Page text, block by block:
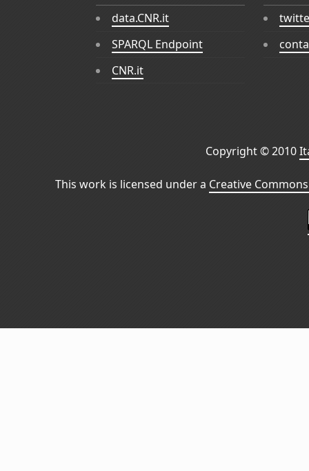
data.CNR.it
SPARQL Endpoint
CNR.it
Copyright © 2010
This work is licensed under a Creative